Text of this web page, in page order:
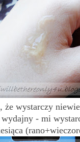
że wystarczy
- mi